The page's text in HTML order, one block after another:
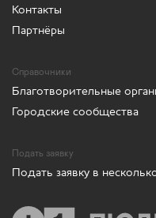
Контакты
Партнёры
Справочники
Благотворительные
Городские сообщества
Подать заявку
Подать заявку в